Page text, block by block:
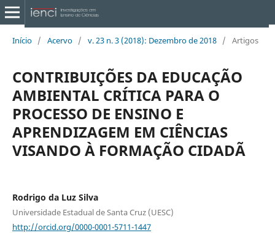
Início / Acervo / v. 23 n. 3 (2018): Dezembro de 2018 / Artigos
CONTRIBUIÇÕES DA EDUCAÇÃO
AMBIENTAL CRÍTICA PARA O
PROCESSO DE ENSINO E
APRENDIZAGEM EM CIÊNCIAS
VISANDO À FORMAÇÃO CIDADÃ
Rodrigo da Luz Silva
Universidade Estadual de Santa Cruz (UESC)
http://orcid.org/0000-0001-5711-1447